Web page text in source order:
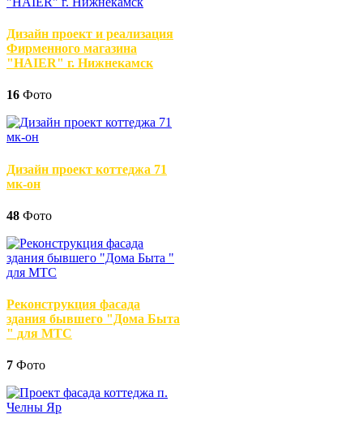
Дизайн проект и реализация
Фирменного магазина
"HAIER" г. Нижнекамск
16 Фото
Дизайн проект коттеджа 71
мк-он
48 Фото
Реконструкция фасада
здания бывшего "Дома Быта
" для МТС
7 Фото